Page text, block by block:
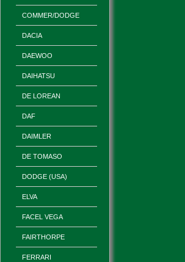
COMMER/DODGE
DACIA
DAEWOO
DAIHATSU
DE LOREAN
DAF
DAIMLER
DE TOMASO
DODGE (USA)
ELVA
FACEL VEGA
FAIRTHORPE
FERRARI